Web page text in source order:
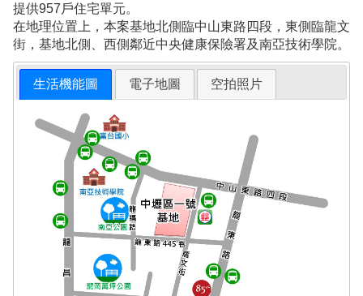
提供957戶住宅單元。
在地理位置上，本案基地北側臨中山東路四段，東側臨龍文
街，基地北側、西側鄰近中央健康保險署及南亞技術學院。
生活機能圖 電子地圖 空拍照片